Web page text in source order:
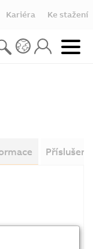
Kariéra Ke stažení
for